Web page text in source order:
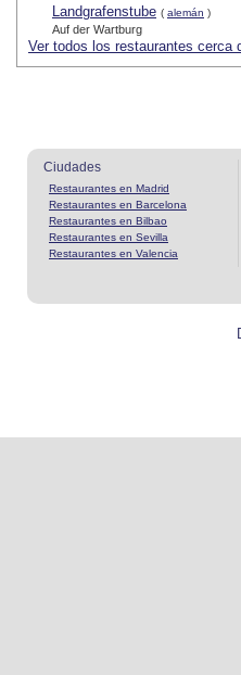
Landgrafenstube ( alemán )
Auf der Wartburg
Ver todos los restaurantes cerca
Ciudades
Restaurantes en Madrid
Restaurantes en Barcelona
Restaurantes en Bilbao
Restaurantes en Sevilla
Restaurantes en Valencia